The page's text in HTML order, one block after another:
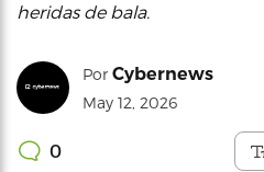
heridas de bala.
Por Cybernews
May 12, 2026
0